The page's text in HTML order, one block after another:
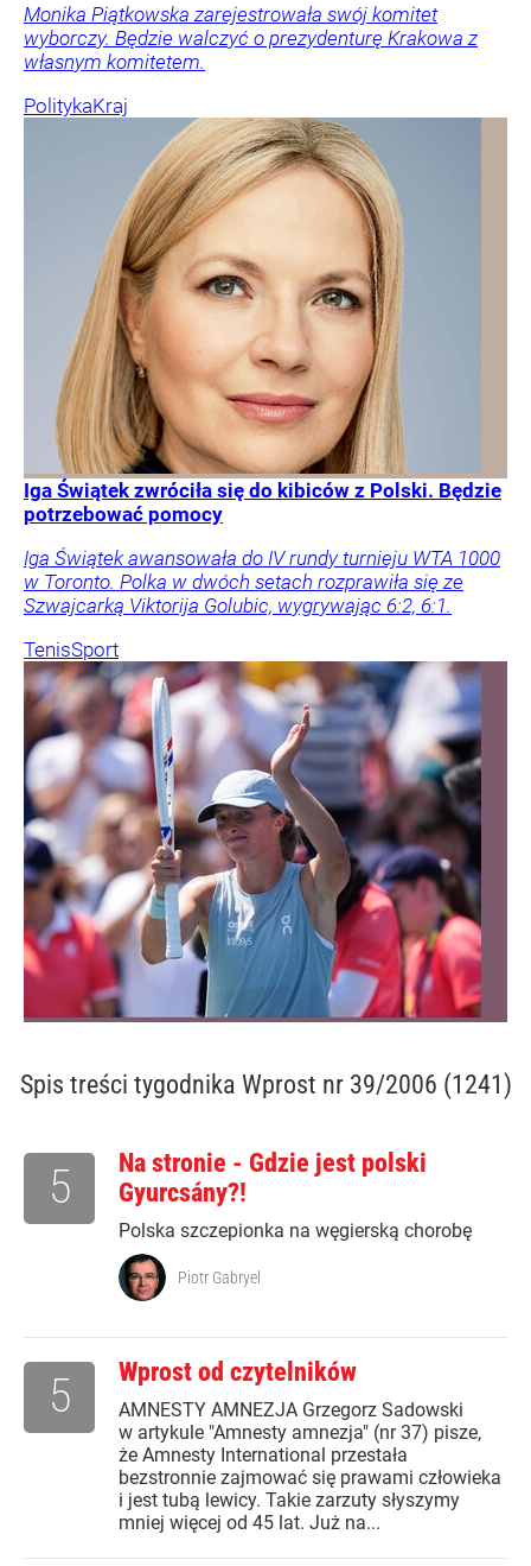
Monika Piątkowska zarejestrowała swój komitet
wyborczy. Będzie walczyć o prezydenturę Krakowa z
własnym komitetem.
PolitykaKraj
Iga Świątek zwróciła się do kibiców z Polski. Będzie
potrzebować pomocy
Iga Świątek awansowała do IV rundy turnieju WTA 1000
w Toronto. Polka w dwóch setach rozprawiła się ze
Szwajcarką Viktorija Golubic, wygrywając 6:2, 6:1.
TenisSport
Spis treści tygodnika Wprost nr 39/2006 (1241)
Na stronie - Gdzie jest polski
Gyurcsány?!
Polska szczepionka na węgierską chorobę
5
Piotr Gabryel
Wprost od czytelników
AMNESTY AMNEZJA Grzegorz Sadowski
w artykule "Amnesty amnezja" (nr 37) pisze,
że Amnesty International przestała
bezstronnie zajmować się prawami człowieka
i jest tubą lewicy. Takie zarzuty słyszymy
mniej więcej od 45 lat. Już na...
5